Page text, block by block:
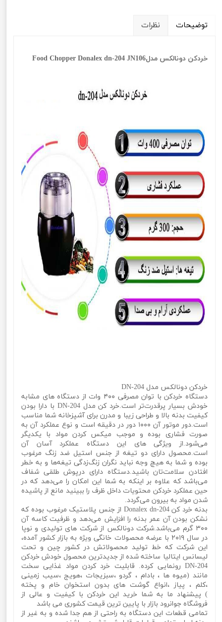
توضیحات نظرات
خردکن دونالکس مدلFood Chopper Donalex dn-204 JN106
خردکن دونالکس مدل DN-204
دستگاه خردکن با توان مصرفی ۴۰۰ وات از دستگاه‌ های مشابه
خودش بسیار پرقدرت‌تر است.خرد کن مدل DN-204 با دارا بودن
کیفیت بدنه بالا و طراحی زیبا و مدرن برای آشپزخانه شما مناسب
است.دور موتور آن ۱۰۰۰ دور در دقیقه است و نوع عملکرد آن به
صورت فشاری بوده و موجب میکس کردن مواد با یکدیگر
می‌شود.از ویژگی های این دستگاه عملکرد آسان آن
است.محصول دارای دو تیغه از جنس استیل ضد زنگ مرغوب
بوده و شما به ‌هیچ‌ وجه نباید نگران زنگ‌زدگی تیغه‌ها و به خطر
افتادن سلامت‌تان باشید.دستگاه دارای درپوش طلقی شفاف
می‌باشد که علاوه بر اینکه به شما این امکان را می‌دهد که در
حین عملکرد خردکن محتویات داخل ظرف را ببینید مانع از پاشیده
شدن مواد به بیرون می‌گردد.
بدنه خرد کن Donalex dn-204 از جنس پلاستیک مرغوب بوده که
نشکن بودن آن عمر بدنه را افزایش می‌دهد و ظرفیت کاسه آن
۳۰۰ گرم می‌باشد.شرکت دونالکس از شرکت های تولیدی و نوپا
در سال ۲۰۱۹ با عرضه محصولات خانگی ویژه به بازار کشور آمده،
این شرکت که خط تولید محصولاتش در کشور چین و تحت
لیسانس ایتالیا ساخته شده از جدیدترین محصول خودش خردکن
DN-204 رونمایی کرده. قابلیت خرد کردن مواد غذایی سخت
مانند (میوه ها ، بادام ، گردو ،سبزیجات ،هویج ،سیب زمینی
،کلم ، پیاز ،انواع گوشت های بدون استخوان خام و پخته
) پیشنهاد ما به شما خرید این خردکن با کیفیت و عالی از
فروشگاه جوانرود بازار با پایین ترین قیمت کشوری می باشد
تمامی قطعات این دستگاه به راحتی از هم جدا شده و به غیر از